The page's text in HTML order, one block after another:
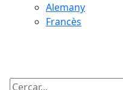
Alemany
Francès